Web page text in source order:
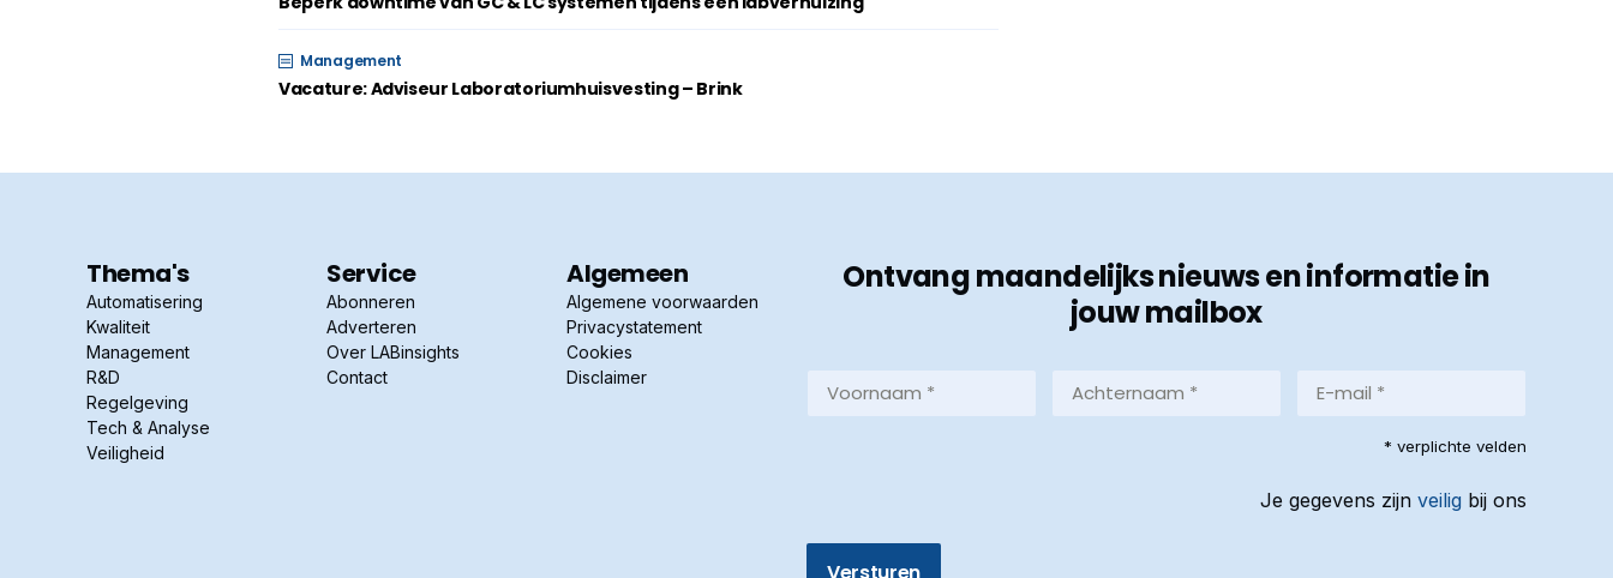
Management
Vacature: Adviseur Laboratoriumhuisvesting – Brink
Thema's
Automatisering
Kwaliteit
Management
R&D
Regelgeving
Tech & Analyse
Veiligheid
Service
Abonneren
Adverteren
Over LABinsights
Contact
Algemeen
Algemene voorwaarden
Privacystatement
Cookies
Disclaimer
Ontvang maandelijks nieuws en informatie in
jouw mailbox
Achternaam
mail
* verplichte velden
Je gegevens zijn veilig bij ons